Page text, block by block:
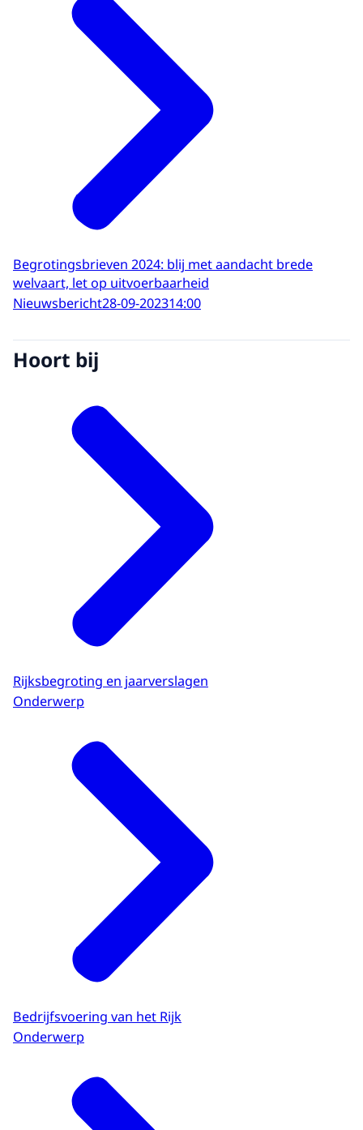
Begrotingsbrieven 2024: blij met aandacht brede
welvaart, let op uitvoerbaarheid
Nieuwsbericht28-09-202314:00
Hoort bij
Rijksbegroting en jaarverslagen
Onderwerp
Bedrijfsvoering van het Rijk
Onderwerp